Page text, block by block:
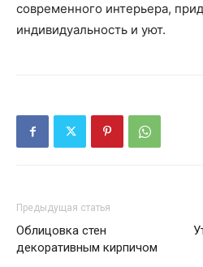
современного интерьера,
индивидуальность и уют.
Предыдущая статья
Облицовка стен
декоративным кирпичом